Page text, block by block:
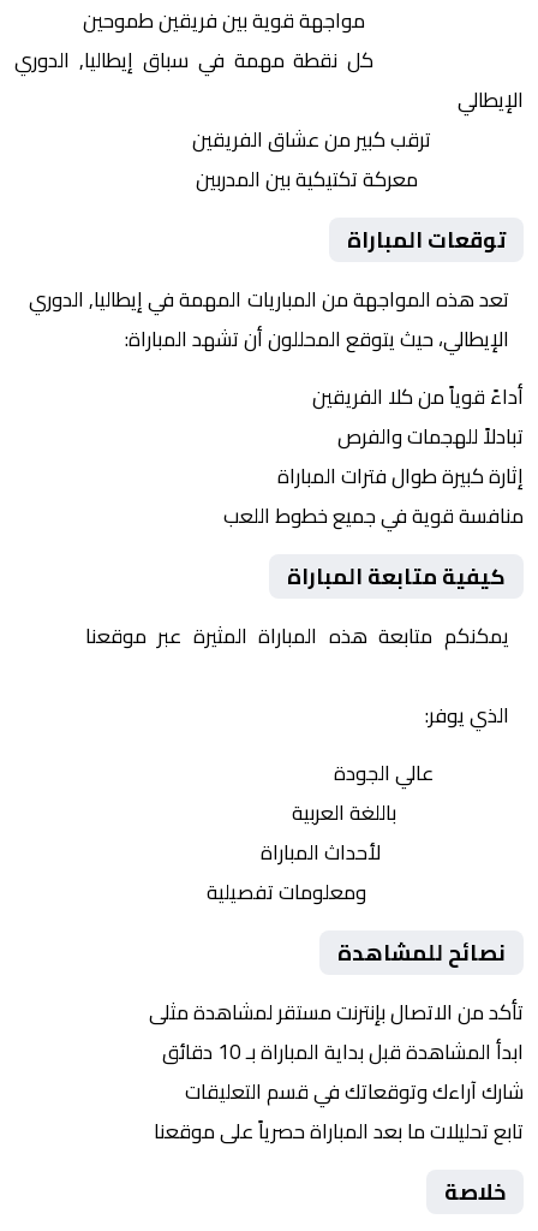
مواجهة قوية بين فريقين طموحين
كل نقطة مهمة في سباق إيطاليا, الدوري
الإيطالي
ترقب كبير من عشاق الفريقين
معركة تكتيكية بين المدربين
توقعات المباراة
تعد هذه المواجهة من المباريات المهمة في إيطاليا, الدوري
الإيطالي، حيث يتوقع المحللون أن تشهد المباراة:
أداءً قوياً من كلا الفريقين
تبادلاً للهجمات والفرص
إثارة كبيرة طوال فترات المباراة
منافسة قوية في جميع خطوط اللعب
كيفية متابعة المباراة
يمكنكم متابعة هذه المباراة المثيرة عبر موقعنا
الذي يوفر:
عالي الجودة
باللغة العربية
لأحداث المباراة
ومعلومات تفصيلية
نصائح للمشاهدة
تأكد من الاتصال بإنترنت مستقر لمشاهدة مثلى
ابدأ المشاهدة قبل بداية المباراة بـ 10 دقائق
شارك آراءك وتوقعاتك في قسم التعليقات
تابع تحليلات ما بعد المباراة حصرياً على موقعنا
خلاصة